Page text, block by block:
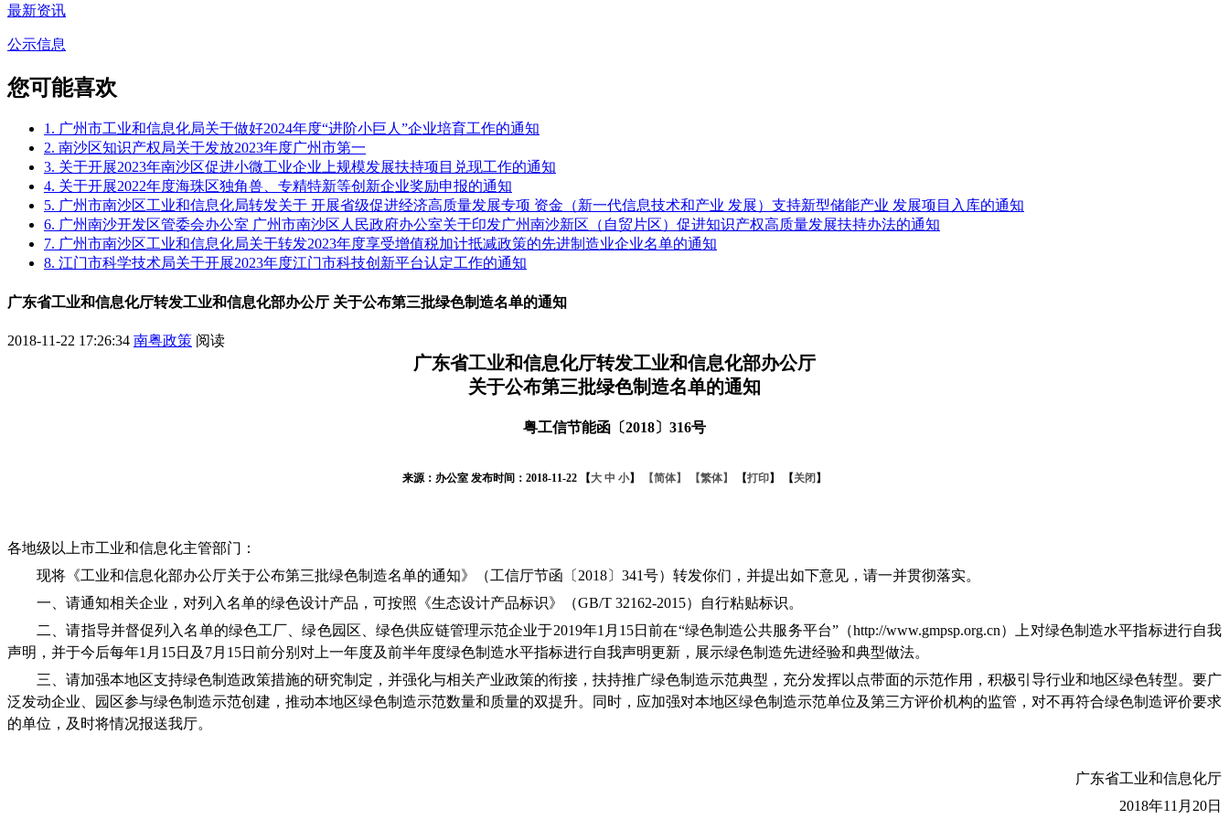
最新资讯
公示信息
您可能喜欢
1. 广州市工业和信息化局关于做好2024年度“进阶小巨人”企业培育工作的通知
2. 南沙区知识产权局关于发放2023年度广州市第一
3. 关于开展2023年南沙区促进小微工业企业上规模发展扶持项目兑现工作的通知
4. 关于开展2022年度海珠区独角兽、专精特新等创新企业奖励申报的通知
5. 广州市南沙区工业和信息化局转发关于 开展省级促进经济高质量发展专项 资金（新一代信息技术和产业 发展）支持新型储能产业 发展项目入库的通知
6. 广州南沙开发区管委会办公室 广州市南沙区人民政府办公室关于印发广州南沙新区（自贸片区）促进知识产权高质量发展扶持办法的通知
7. 广州市南沙区工业和信息化局关于转发2023年度享受增值税加计抵减政策的先进制造业企业名单的通知
8. 江门市科学技术局关于开展2023年度江门市科技创新平台认定工作的通知
广东省工业和信息化厅转发工业和信息化部办公厅 关于公布第三批绿色制造名单的通知
2018-11-22 17:26:34 南粤政策 阅读
广东省工业和信息化厅转发工业和信息化部办公厅
关于公布第三批绿色制造名单的通知
粤工信节能函〔2018〕316号
来源：办公室 发布时间：2018-11-22 【大 中 小】 【简体】 【繁体】 【打印】 【关闭 】
各地级以上市工业和信息化主管部门：
现将《工业和信息化部办公厅关于公布第三批绿色制造名单的通知》（工信厅节函〔2018〕341号）转发你们，并提出如下意见，请一并贯彻落实。
一、请通知相关企业，对列入名单的绿色设计产品，可按照《生态设计产品标识》（GB/T 32162-2015）自行粘贴标识。
二、请指导并督促列入名单的绿色工厂、绿色园区、绿色供应链管理示范企业于2019年1月15日前在“绿色制造公共服务平台”（http://www.gmpsp.org.cn）上对绿色制造水平指标进行自我
声明，并于今后每年1月15日及7月15日前分别对上一年度及前半年度绿色制造水平指标进行自我声明更新，展示绿色制造先进经验和典型做法。
三、请加强本地区支持绿色制造政策措施的研究制定，并强化与相关产业政策的衔接，扶持推广绿色制造示范典型，充分发挥以点带面的示范作用，积极引导行业和地区绿色转型。要广
泛发动企业、园区参与绿色制造示范创建，推动本地区绿色制造示范数量和质量的双提升。同时，应加强对本地区绿色制造示范单位及第三方评价机构的监管，对不再符合绿色制造评价要求
的单位，及时将情况报送我厅。
广东省工业和信息化厅
2018年11月20日